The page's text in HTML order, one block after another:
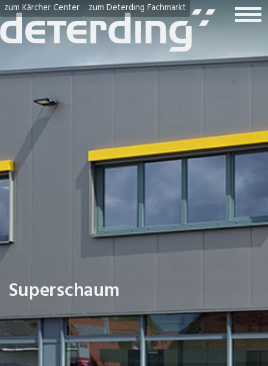
zum Kärcher Center zum Deterding Fachmarkt
Superschaum